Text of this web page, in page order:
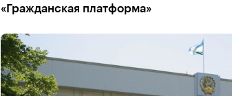
«Гражданская платформа»